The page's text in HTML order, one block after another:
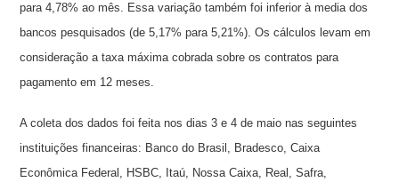
para 4,78% ao mês. Essa variação também foi inferior à media dos
bancos pesquisados (de 5,17% para 5,21%). Os cálculos levam em
consideração a taxa máxima cobrada sobre os contratos para
pagamento em 12 meses.
A coleta dos dados foi feita nos dias 3 e 4 de maio nas seguintes
instituições financeiras: Banco do Brasil, Bradesco, Caixa
Econômica Federal, HSBC, Itaú, Nossa Caixa, Real, Safra,